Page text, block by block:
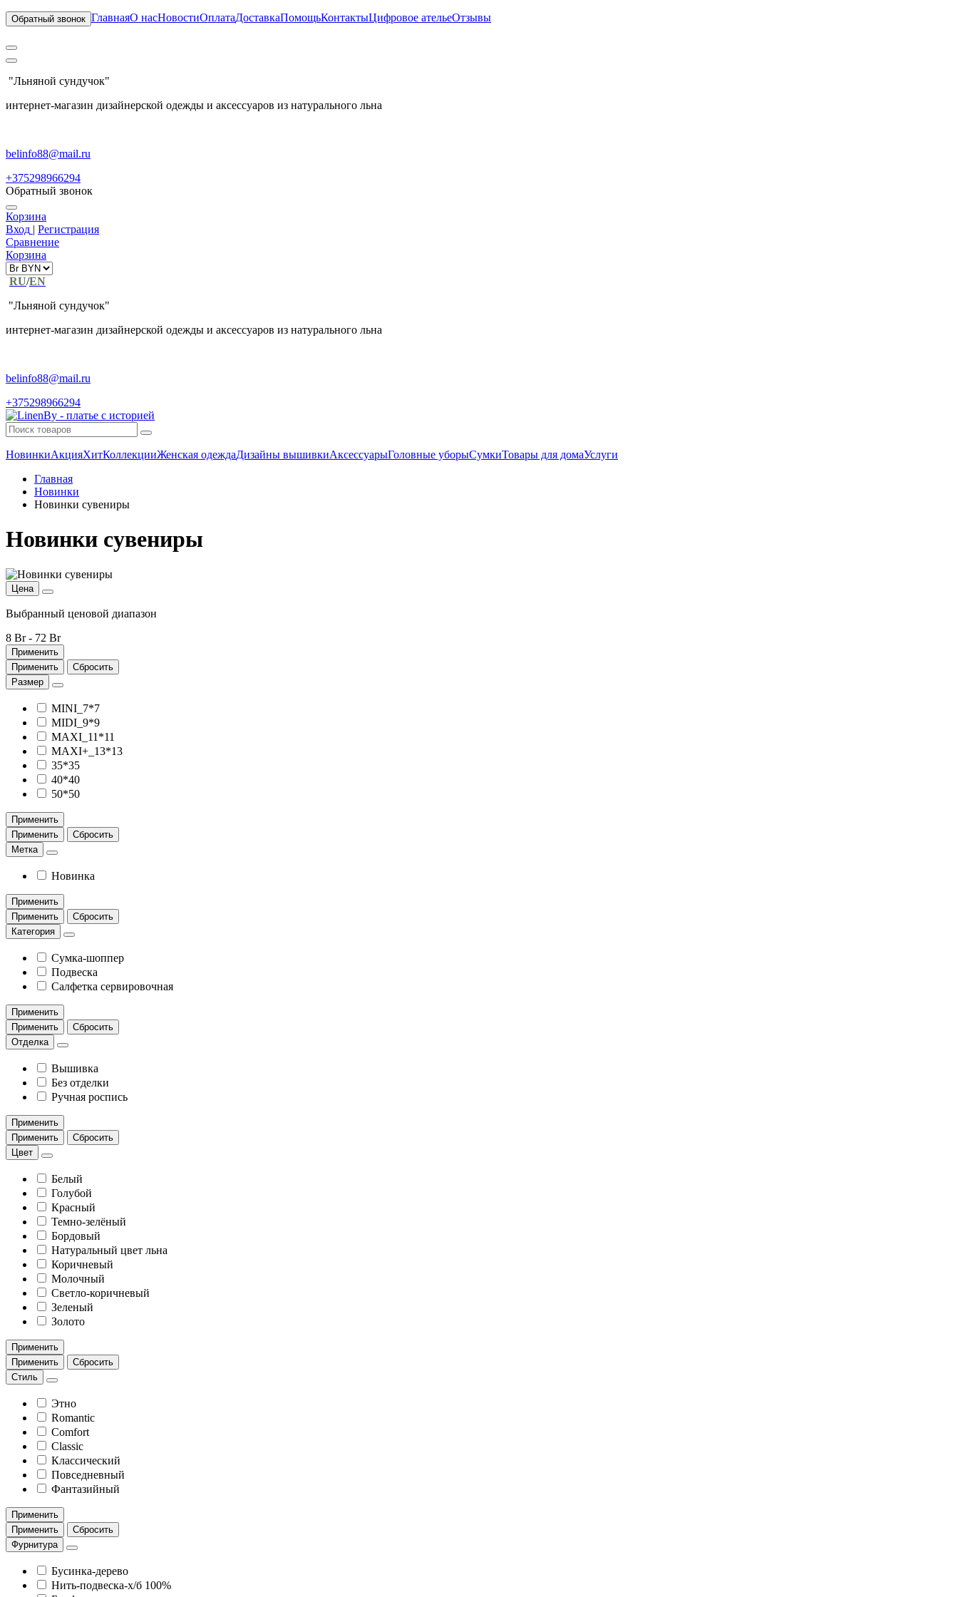
Обратный звонок ГлавнаяО насНовостиОплатаДоставкаПомощьКонтактыЦифровое ательеОтзывы
"Льняной сундучок"
интернет-магазин дизайнерской одежды и аксессуаров из натурального льна
belinfo88@mail.ru
+375298966294
Обратный звонок
Корзина
Вход | Регистрация
Сравнение
Корзина
RU/EN
"Льняной сундучок"
интернет-магазин дизайнерской одежды и аксессуаров из натурального льна
belinfo88@mail.ru
+375298966294
НовинкиАкцияХитКоллекцииЖенская одеждаДизайны вышивкиАксессуарыГоловные уборыСумкиТовары для домаУслуги
Главная
Новинки
Новинки сувениры
Новинки сувениры
Цена
Выбранный ценовой диапазон
8 Br- 72 Br
Применить
Применить
Сбросить
Размер
MINI_7*7
MIDI_9*9
MAXI_11*11
MAXI+_13*13
35*35
40*40
50*50
Применить
Применить
Сбросить
Метка
Новинка
Применить
Применить
Сбросить
Категория
Сумка-шоппер
Подвеска
Салфетка сервировочная
Применить
Применить
Сбросить
Отделка
Вышивка
Без отделки
Ручная роспись
Применить
Применить
Сбросить
Цвет
Белый
Голубой
Красный
Темно-зелёный
Бордовый
Натуральный цвет льна
Коричневый
Молочный
Светло-коричневый
Зеленый
Золото
Применить
Применить
Сбросить
Стиль
Этно
Romantic
Comfort
Classic
Классический
Повседневный
Фантазийный
Применить
Применить
Сбросить
Фурнитура
Бусинка-дерево
Нить-подвеска-х/б 100%